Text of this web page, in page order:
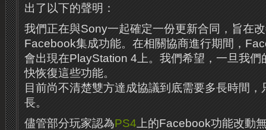
出了以下的聲明：
我們正在與Sony一起確定一份更新合同，旨在
Facebook集成功能。在相關協商進行期間，
會出現在PlayStation 4上。我們希望，一旦我們
快恢復這些功能。
目前尚不清楚雙方達成協議到底需要多長時間
長。
儘管部分玩家認為PS4 上的Facebook功能改動